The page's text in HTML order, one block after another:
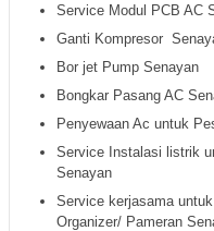
Service Modul PCB AC
Ganti Kompresor
Bor jet Pump Senayan
Bongkar Pasang AC
Penyewaan Ac untuk
Service Instalasi listrik
Senayan
Service kerjasama
Organizer/ Pameran